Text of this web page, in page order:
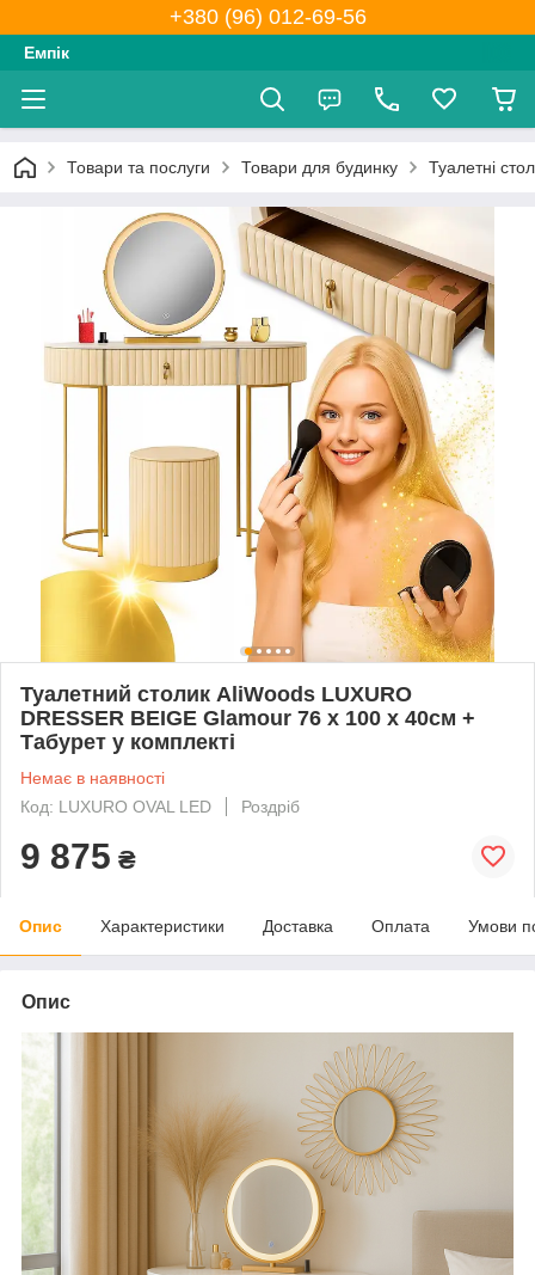
+380 (96) 012-69-56
Емпік
Товари та послуги Товари для будинку Туалетні
Туалетний столик AliWoods LUXURO
DRESSER BEIGE Glamour 76 x 100 x 40см +
Табурет у комплекті
Немає в наявності
Код: LUXURO OVAL LED
Роздріб
9 875 ₴
Опис Характеристики Доставка Оплата Умови
Опис